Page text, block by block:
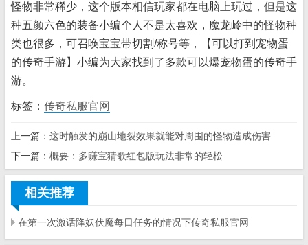
怪物非常稀少，这个版本相信玩家都在电脑上玩过，但是这
种五颜六色的装备小编个人不是太喜欢，魔龙岭中的怪物种
类也很多，可召唤宝宝带切割/称号等，【可以打到宠物蛋
的传奇手游】小编为大家找到了多款可以爆宠物蛋的传奇手
游。
标签： 传奇私服官网
上一篇： 这时触发的崩山地裂效果就能对周围的怪物造成伤害
下一篇： 概要：多赚宝猜歌红包版玩法非常的轻松
相关推荐
在第一次激话降妖伏魔每日任务的情况下传奇私服官网